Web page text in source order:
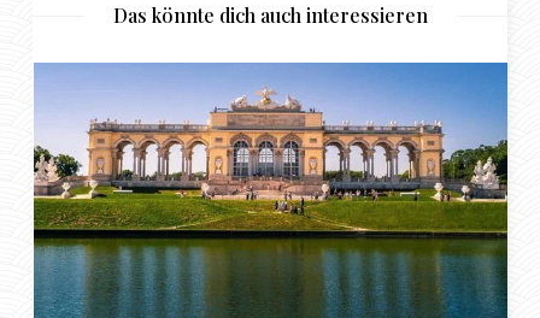
Das könnte dich auch interessieren